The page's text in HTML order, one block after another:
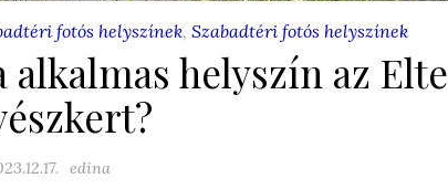
fotós helyszínek, Szabadtéri fotós helyszínek
helyszín az Elte
edina